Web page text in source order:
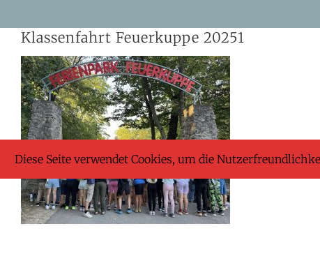
content
Klassenfahrt Feuerkuppe 20251
Diese Seite verwendet Cookies, um die